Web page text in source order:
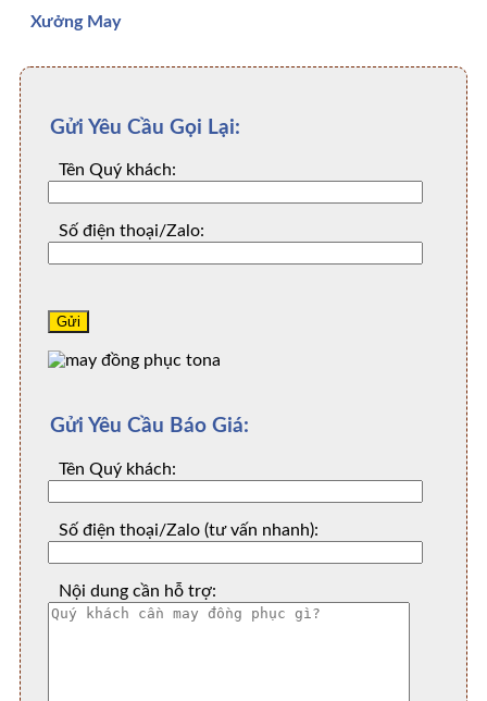
Xưởng May
Gửi Yêu Cầu Gọi Lại:
Tên Quý khách:
Số điện thoại/Zalo:
Gửi Yêu Cầu Báo Giá:
Tên Quý khách:
Số điện thoại/Zalo (tư vấn nhanh):
Nội dung cần hỗ trợ: